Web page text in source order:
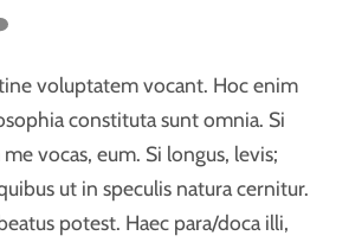
voluptatem vocant. Hoc enim
constituta sunt omnia. Si
vocas, eum. Si longus, levis;
ut in speculis natura cernitur.
potest. Haec para/doca illi,